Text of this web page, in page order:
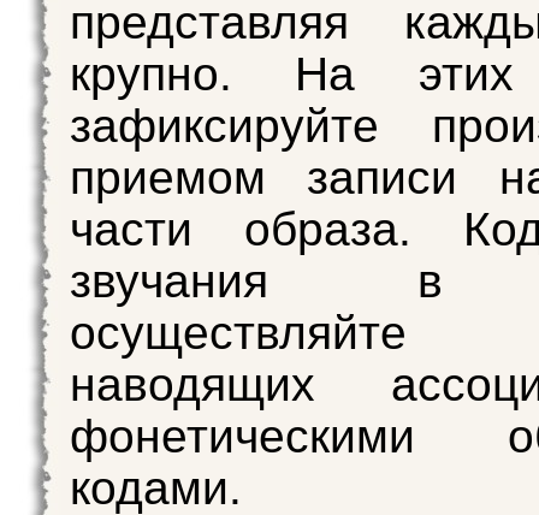
представляя
крупно. На этих
зафиксируйте
приемом записи
части образа.
звучания в
осуществляйте
наводящих
фонетическими
кодами.